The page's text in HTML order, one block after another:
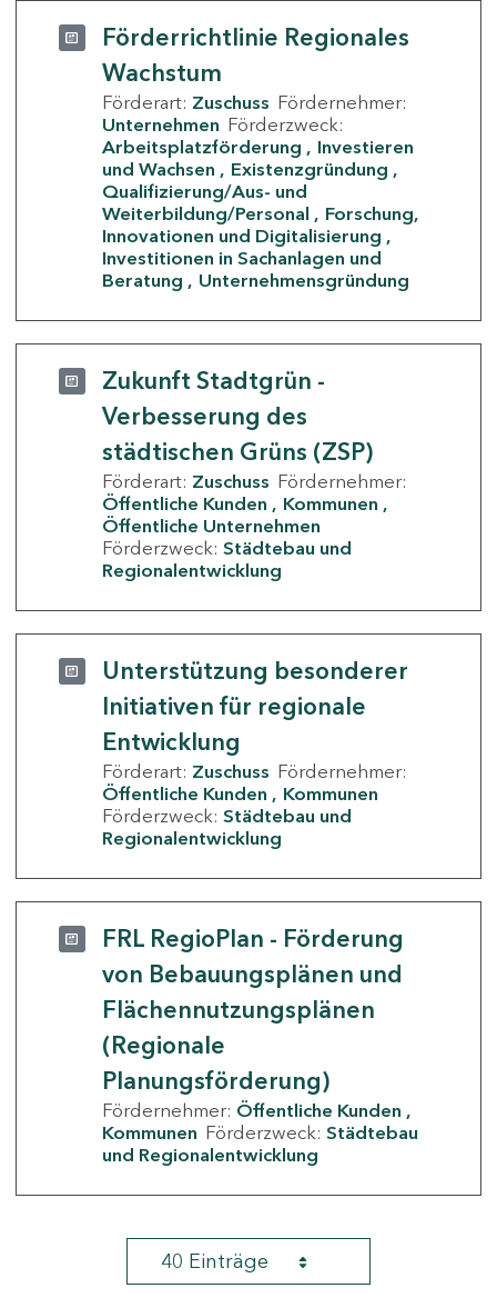
Förderrichtlinie Regionales
Wachstum
Förderart: Zuschuss Fördernehmer:
Unternehmen Förderzweck:
Arbeitsplatzförderung
Investieren
und Wachsen
Existenzgründung
Qualifizierung/Aus- und
Weiterbildung/Personal
Forschung,
Innovationen und Digitalisierung
Investitionen in Sachanlagen und
Beratung
Unternehmensgründung
Zukunft Stadtgrün -
Verbesserung des
städtischen Grüns (ZSP)
Förderart: Zuschuss Fördernehmer:
Öffentliche Kunden
Kommunen
Öffentliche Unternehmen
Förderzweck: Städtebau und
Regionalentwicklung
Unterstützung besonderer
Initiativen für regionale
Entwicklung
Förderart: Zuschuss Fördernehmer:
Öffentliche Kunden
Kommunen
Förderzweck: Städtebau und
Regionalentwicklung
FRL RegioPlan - Förderung
von Bebauungsplänen und
Flächennutzungsplänen
(Regionale
Planungsförderung)
Fördernehmer: Öffentliche Kunden
Kommunen Förderzweck: Städtebau
und Regionalentwicklung
40 Einträge